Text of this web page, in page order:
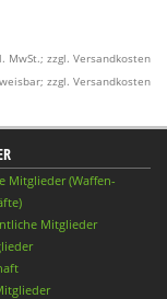
MwSt.; zzgl. Versandkosten
zzgl. Versandkosten
Mitglieder (Waffen-
Mitglieder